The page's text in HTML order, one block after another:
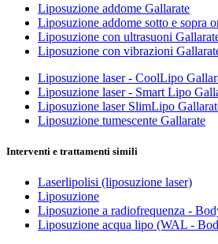
Liposuzione addome Gallarate
Liposuzione addome sotto e sopra
Liposuzione con ultrasuoni
Liposuzione con vibrazioni
Liposuzione laser - CoolLipo
Liposuzione laser - Smart Lipo
Liposuzione laser SlimLipo
Liposuzione tumescente Gallarate
Interventi e trattamenti simili
Laserlipolisi (liposuzione laser)
Liposuzione
Liposuzione a radiofrequenza -
Liposuzione acqua lipo (WAL -